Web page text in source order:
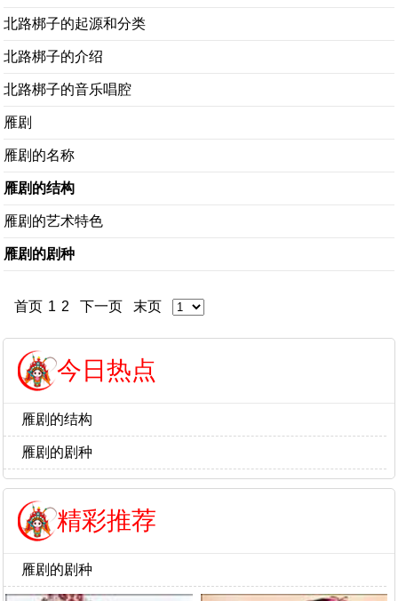
北路梆子的起源和分类
北路梆子的介绍
北路梆子的音乐唱腔
雁剧
雁剧的名称
雁剧的结构
雁剧的艺术特色
雁剧的剧种
首页 1 2 下一页 末页
今日热点
雁剧的结构
雁剧的剧种
精彩推荐
雁剧的剧种